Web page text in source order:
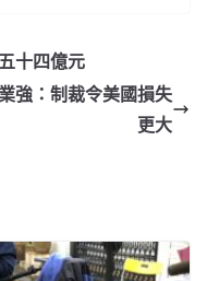
十四億元
強：制裁令美國損失
更大